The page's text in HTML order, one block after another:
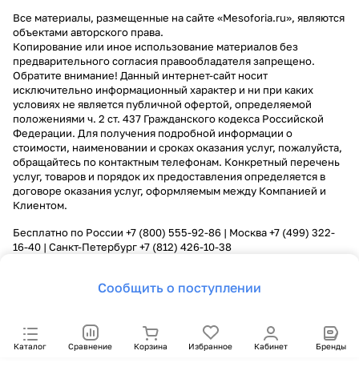
Сообщить о поступлении
Каталог Сравнение Корзина Избранное Кабинет Бренды
Все материалы, размещенные на сайте «Mesoforia.ru», являются
объектами авторского права.
Копирование или иное использование материалов без
предварительного согласия правообладателя запрещено.
Обратите внимание! Данный интернет-сайт носит
исключительно информационный характер и ни при каких
условиях не является публичной офертой, определяемой
положениями ч. 2 ст. 437 Гражданского кодекса Российской
Федерации. Для получения подробной информации о
стоимости, наименовании и сроках оказания услуг, пожалуйста,
обращайтесь по контактным телефонам. Конкретный перечень
услуг, товаров и порядок их предоставления определяется в
договоре оказания услуг, оформляемым между Компанией и
Клиентом.
Бесплатно по России +7 (800) 555-92-86 | Москва+7 (499) 322-
16-40 | Санкт-Петербург+7 (812) 426-10-38